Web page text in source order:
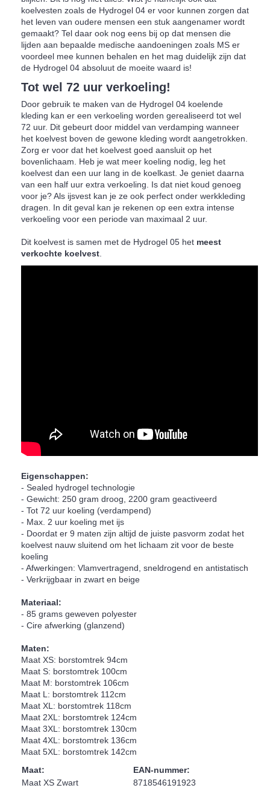
koelvesten zoals de Hydrogel 04 er voor kunnen zorgen dat
het leven van oudere mensen een stuk aangenamer wordt
gemaakt? Tel daar ook nog eens bij op dat mensen die
lijden aan bepaalde medische aandoeningen zoals MS er
voordeel mee kunnen behalen en het mag duidelijk zijn dat
de Hydrogel 04 absoluut de moeite waard is!
Tot wel 72 uur verkoeling!
Door gebruik te maken van de Hydrogel 04 koelende
kleding kan er een verkoeling worden gerealiseerd tot wel
72 uur. Dit gebeurt door middel van verdamping wanneer
het koelvest boven de gewone kleding wordt aangetrokken.
Zorg er voor dat het koelvest goed aansluit op het
bovenlichaam. Heb je wat meer koeling nodig, leg het
koelvest dan een uur lang in de koelkast. Je geniet daarna
van een half uur extra verkoeling. Is dat niet koud genoeg
voor je? Als ijsvest kan je ze ook perfect onder werkkleding
dragen. In dit geval kan je rekenen op een extra intense
verkoeling voor een periode van maximaal 2 uur.
Dit koelvest is samen met de Hydrogel 05 het meest
verkochte koelvest
Eigenschappen:
- Sealed hydrogel technologie
- Gewicht: 250 gram droog, 2200 gram geactiveerd
- Tot 72 uur koeling (verdampend)
- Max. 2 uur koeling met ijs
- Doordat er 9 maten zijn altijd de juiste pasvorm zodat het
koelvest nauw sluitend om het lichaam zit voor de beste
koeling
- Afwerkingen: Vlamvertragend, sneldrogend en antistatisch
- Verkrijgbaar in zwart en beige
Materiaal:
- 85 grams geweven polyester
- Cire afwerking (glanzend)
Maten:
Maat XS: borstomtrek 94cm
Maat S: borstomtrek 100cm
Maat M: borstomtrek 106cm
Maat L: borstomtrek 112cm
Maat XL: borstomtrek 118cm
Maat 2XL: borstomtrek 124cm
Maat 3XL: borstomtrek 130cm
Maat 4XL: borstomtrek 136cm
Maat 5XL: borstomtrek 142cm
Maat:
EAN-nummer:
Maat XS Zwart
8718546191923